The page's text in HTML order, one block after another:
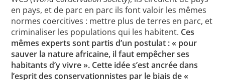
en pays, et de parc en parc ils font valoir les mêmes
normes coercitives : mettre plus de terres en parc, et
criminaliser les populations qui les habitent. Ces
mêmes experts sont partis d’un postulat : « pour
sauver la nature africaine, il faut empêcher ses
habitants d’y vivre ». Cette idée s’est ancrée dans
l’esprit des conservationnistes par le biais de «